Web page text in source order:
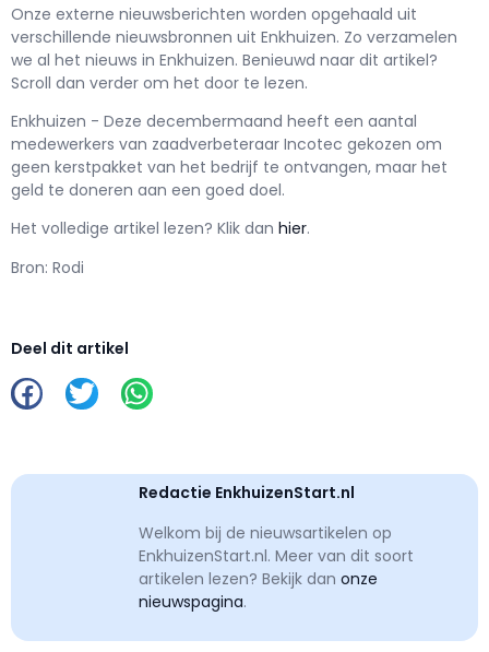
Onze externe nieuwsberichten worden opgehaald uit
verschillende nieuwsbronnen uit Enkhuizen. Zo verzamelen
we al het nieuws in Enkhuizen. Benieuwd naar dit artikel?
Scroll dan verder om het door te lezen.
Enkhuizen - Deze decembermaand heeft een aantal
medewerkers van zaadverbeteraar Incotec gekozen om
geen kerstpakket van het bedrijf te ontvangen, maar het
geld te doneren aan een goed doel.
Het volledige artikel lezen? Klik dan hier.
Bron: Rodi
Deel dit artikel
Redactie EnkhuizenStart.nl
Welkom bij de nieuwsartikelen op
EnkhuizenStart.nl. Meer van dit soort
artikelen lezen? Bekijk dan onze
nieuwspagina.